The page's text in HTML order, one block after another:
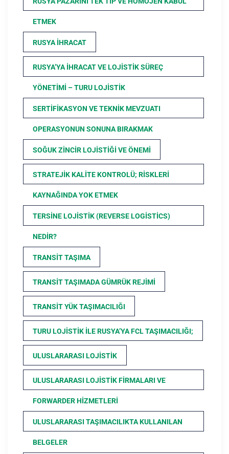
ETMEK
RUSYA İHRACAT
RUSYA’YA İHRACAT VE LOJISTIK SÜREÇ
YÖNETIMI – TURU LOJISTIK
SERTIFIKASYON VE TEKNIK MEVZUATI
OPERASYONUN SONUNA BIRAKMAK
SOĞUK ZINCIR LOJISTIĞI VE ÖNEMI
STRATEJIK KALITE KONTROLÜ; RISKLERI
KAYNAĞINDA YOK ETMEK
TERSINE LOJISTIK (REVERSE LOGISTICS)
NEDIR?
TRANSIT TAŞIMA
TRANSIT TAŞIMADA GÜMRÜK REJIMI
TRANSIT YÜK TAŞIMACILIĞI
TURU LOJISTIK ILE RUSYA’YA FCL TAŞIMACILIĞI;
ULUSLARARASI LOJISTIK
ULUSLARARASI LOJISTIK FIRMALARI VE
FORWARDER HIZMETLERI
ULUSLARARASI TAŞIMACILIKTA KULLANILAN
BELGELER